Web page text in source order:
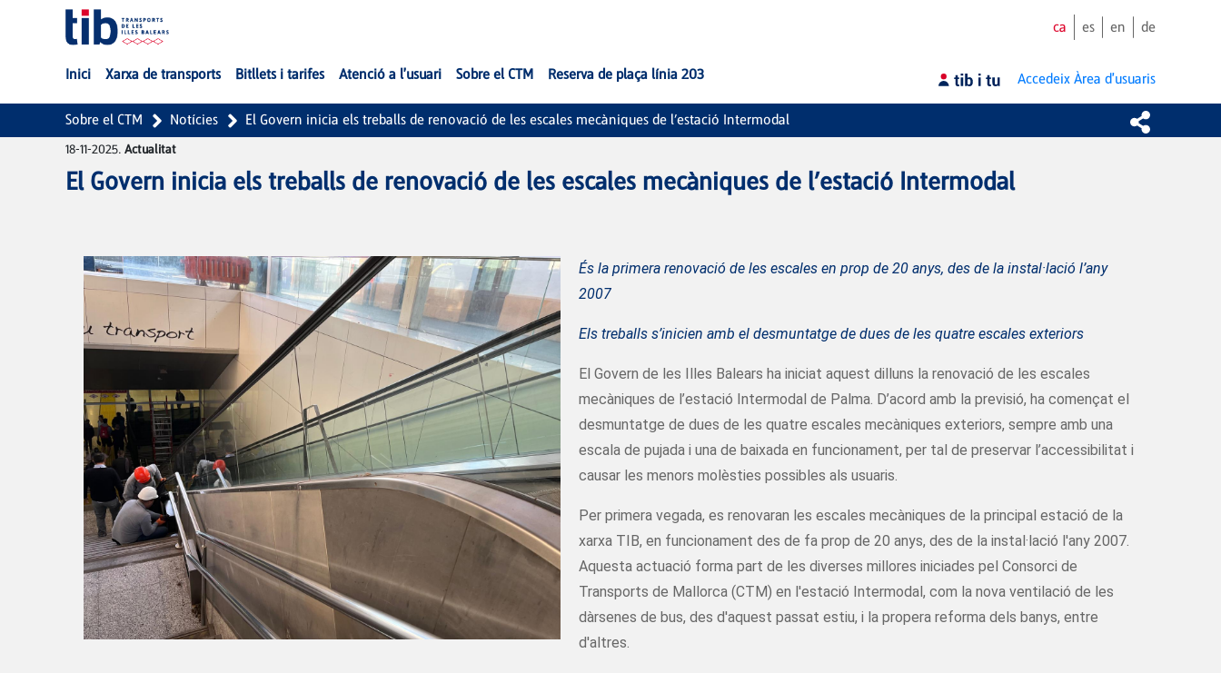
Salta al contingut principal
ca es en de
Inici Xarxa de transports Bitllets i tarifes Atenció a l'usuari Sobre el CTM Reserva de plaça línia 203 Accedeix Àrea d'usuaris
Sobre el CTM Notícies El Govern inicia els treballs de renovació de les escales mecàniques de l’estació Intermodal
18-11-2025. Actualitat
El Govern inicia els treballs de renovació de les escales mecàniques de l’estació Intermodal
És la primera renovació de les escales en prop de 20 anys, des de la instal·lació l’any
2007
Els treballs s’inicien amb el desmuntatge de dues de les quatre escales exteriors
El Govern de les Illes Balears ha iniciat aquest dilluns la renovació de les escales
mecàniques de l’estació Intermodal de Palma. D’acord amb la previsió, ha començat el
desmuntatge de dues de les quatre escales mecàniques exteriors, sempre amb una
escala de pujada i una de baixada en funcionament, per tal de preservar l’accessibilitat i
causar les menors molèsties possibles als usuaris.
Per primera vegada, es renovaran les escales mecàniques de la principal estació de la
xarxa TIB, en funcionament des de fa prop de 20 anys, des de la instal·lació l'any 2007.
Aquesta actuació forma part de les diverses millores iniciades pel Consorci de
Transports de Mallorca (CTM) en l'estació Intermodal, com la nova ventilació de les
dàrsenes de bus, des d'aquest passat estiu, i la propera reforma dels banys, entre
d'altres.